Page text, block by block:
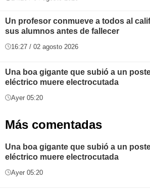
Un profesor conmueve a todos al
sus alumnos antes de fallecer
16:27 / 02 agosto 2026
Una boa gigante que subió a un
eléctrico muere electrocutada
Ayer 05:20
Más comentadas
Una boa gigante que subió a un
eléctrico muere electrocutada
Ayer 05:20